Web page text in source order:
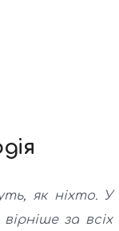
як ніхто. У
за всіх